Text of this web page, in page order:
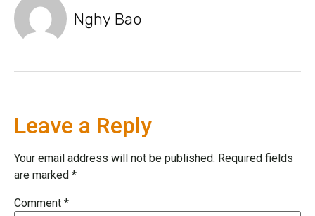
Nghy Bao
Leave a Reply
Your email address will not be published. Required fields
are marked *
Comment *